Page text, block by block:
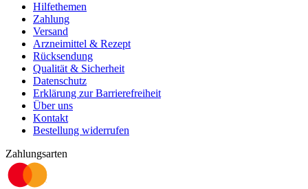
Hilfethemen
Zahlung
Versand
Arzneimittel & Rezept
Rücksendung
Qualität & Sicherheit
Datenschutz
Erklärung zur Barrierefreiheit
Über uns
Kontakt
Bestellung widerrufen
Zahlungsarten